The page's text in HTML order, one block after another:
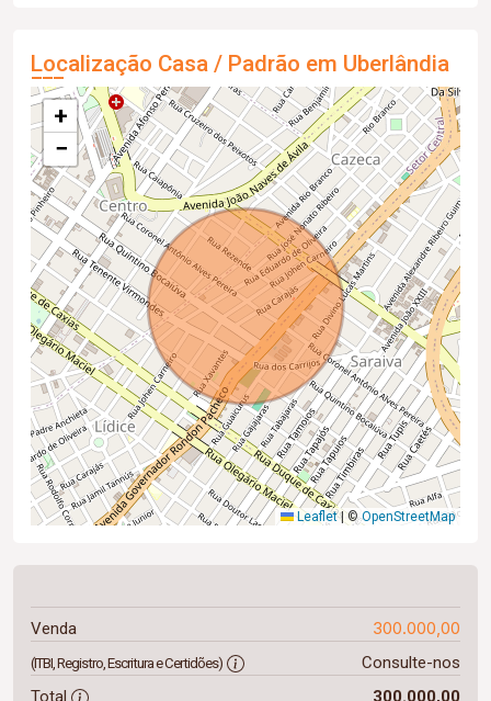
Localização Casa / Padrão em Uberlândia
+
−
Leaflet |©OpenStreetMap
Venda 300.000,00
(ITBI, Registro, Escritura e Certidões)
Consulte-nos
Total
300.000,00